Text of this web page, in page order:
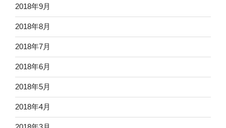
2018年9月
2018年8月
2018年7月
2018年6月
2018年5月
2018年4月